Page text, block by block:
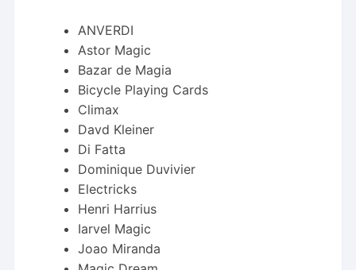
ANVERDI
Astor Magic
Bazar de Magia
Bicycle Playing Cards
Climax
Davd Kleiner
Di Fatta
Dominique Duvivier
Electricks
Henri Harrius
Iarvel Magic
Joao Miranda